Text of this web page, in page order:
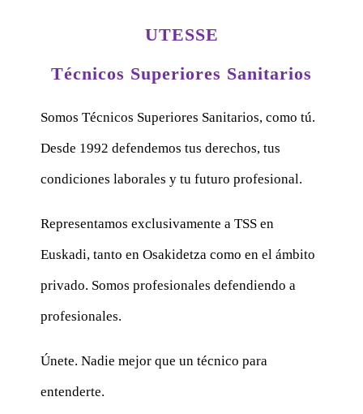
UTESSE
Técnicos Superiores Sanitarios
Somos Técnicos Superiores Sanitarios, como tú.
Desde 1992 defendemos tus derechos, tus
condiciones laborales y tu futuro profesional.
Representamos exclusivamente a TSS en
Euskadi, tanto en Osakidetza como en el ámbito
privado. Somos profesionales defendiendo a
profesionales.
Únete. Nadie mejor que un técnico para
entenderte.